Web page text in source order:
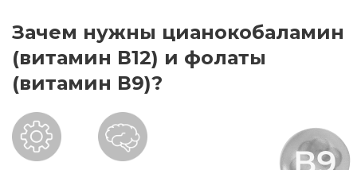
Зачем нужны цианокобаламин
(витамин В12) и фолаты
(витамин В9)?